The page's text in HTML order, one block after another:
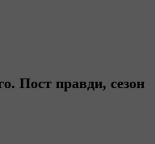
Пост правди, сезон